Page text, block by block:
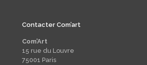
Contacter Com’art
Com’Art
15 rue du Louvre
75001 Paris